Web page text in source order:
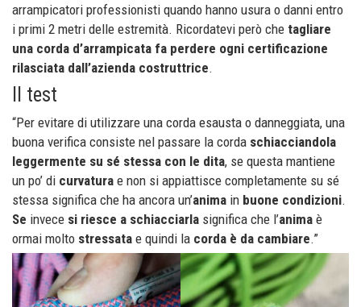
arrampicatori professionisti quando hanno usura o danni entro
i primi 2 metri delle estremità. Ricordatevi però che tagliare
una corda d’arrampicata fa perdere ogni certificazione
rilasciata dall’azienda costruttrice.
Il test
“Per evitare di utilizzare una corda esausta o danneggiata, una
buona verifica consiste nel passare la corda schiacciandola
leggermente su sé stessa con le dita, se questa mantiene
un po’ di curvatura e non si appiattisce completamente su sé
stessa significa che ha ancora un’anima in buone condizioni.
Se invece si riesce a schiacciarla significa che l’anima è
ormai molto stressata e quindi la corda è da cambiare.”